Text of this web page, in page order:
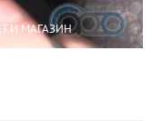
И МАГАЗИН